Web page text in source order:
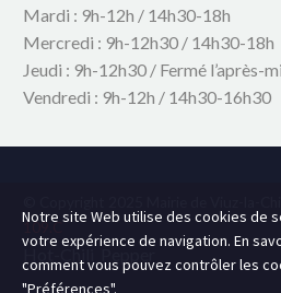
Mardi : 9h-12h / 14h30-18h
Mercredi : 9h-12h30 / 14h30-18h
Jeudi : 9h-12h30 / Fermé l’après-
Vendredi : 9h-12h / 14h30-16h30
109.C
Hot-Chili_Pepper
Notre site Web utilise des cookies de
votre expérience de navigation. En
comment vous pouvez contrôler les
"Préférences".